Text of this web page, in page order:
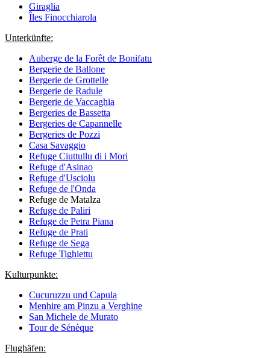
Giraglia
Îles Finocchiarola
Unterkünfte:
Auberge de la Forêt de Bonifatu
Bergerie de Ballone
Bergerie de Grottelle
Bergerie de Radule
Bergerie de Vaccaghia
Bergeries de Bassetta
Bergeries de Capannelle
Bergeries de Pozzi
Casa Savaggio
Refuge Ciuttullu di i Mori
Refuge d'Asinao
Refuge d'Usciolu
Refuge de l'Onda
Refuge de Matalza
Refuge de Paliri
Refuge de Petra Piana
Refuge de Prati
Refuge de Sega
Refuge Tighiettu
Kulturpunkte:
Cucuruzzu und Capula
Menhire am Pinzu a Verghine
San Michele de Murato
Tour de Sénèque
Flughäfen: